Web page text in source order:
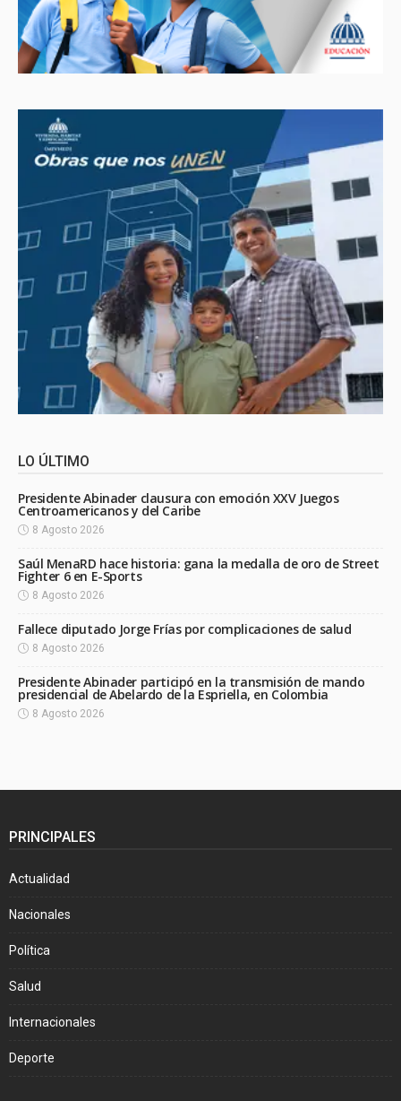
LO ÚLTIMO
Presidente Abinader clausura con emoción XXV Juegos
Centroamericanos y del Caribe
8 Agosto 2026
Saúl MenaRD hace historia: gana la medalla de oro de Street
Fighter 6 en E-Sports
8 Agosto 2026
Fallece diputado Jorge Frías por complicaciones de salud
8 Agosto 2026
Presidente Abinader participó en la transmisión de mando
presidencial de Abelardo de la Espriella, en Colombia
8 Agosto 2026
PRINCIPALES
Actualidad
Nacionales
Política
Salud
Internacionales
Deporte